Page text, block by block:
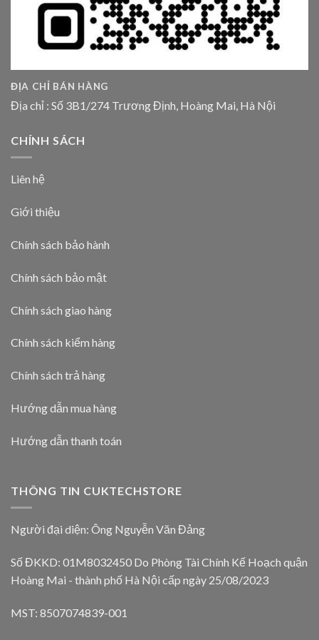
ĐỊA CHỈ BÁN HÀNG
Địa chỉ : Số 3B1/274 Trương Định, Hoàng Mai, Hà Nội
CHÍNH SÁCH
Liên hệ
Giới thiệu
Chính sách bảo hành
Chính sách bảo mật
Chính sách giao hàng
Chính sách kiểm hàng
Chính sách trả hàng
Hướng dẫn mua hàng
Hướng dẫn thanh toán
THÔNG TIN CUKTECHSTORE
Người đại diện: Ông Nguyễn Văn Đảng
Số ĐKKD: 01M8032450 Do Phòng Tài Chính Kế Hoạch quận
Hoàng Mai - thành phố Hà Nội cấp ngày 25/08/2023
MST: 8507074839-001